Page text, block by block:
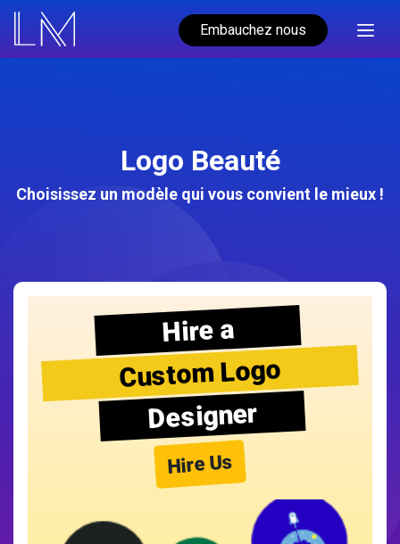
Embauchez nous
Logo Beauté
Choisissez un modèle qui vous convient le mieux !
Hire a
Custom Logo
Designer
Hire Us